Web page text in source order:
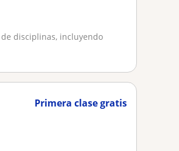
disciplinas, incluyendo
Primera clase gratis